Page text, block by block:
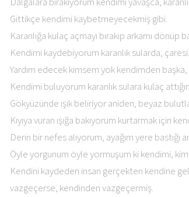
Gittikçe kendimi kaybetmeyecekmiş gibi.
Karanlığa kulaç açmayı bırakıp arkamı dönüp
Kendimi kaydebiyorum karanlık sularda,
Yardım edecek kimsem yok kendimden başka,
Kendimi buluyorum karanlık sulara kulaç
Gökyüzünde ışık beliriyor aniden, beyaz
Kıyıya vuran ışığa bakıyorum kurtarmak için
Derin bir nefes alıyorum, ayağım yere bastığı
Öyle yorgunum öyle yormuşum ki kendimi,
Kendini kaydeden insan gerçekten kendine
vazgeçerse, kendinden vazgeçermiş.